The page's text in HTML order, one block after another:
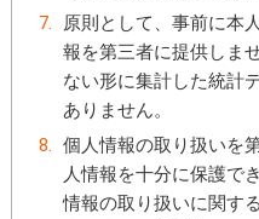
原則として、事前に本
報を第三者に提供しま
ない形に集計した統計
ありません。
個人情報の取り扱いを
人情報を十分に保護で
情報の取り扱いに関す